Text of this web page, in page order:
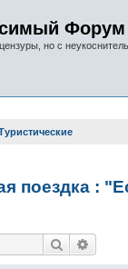
Форум
но с
поездка :
Поиск